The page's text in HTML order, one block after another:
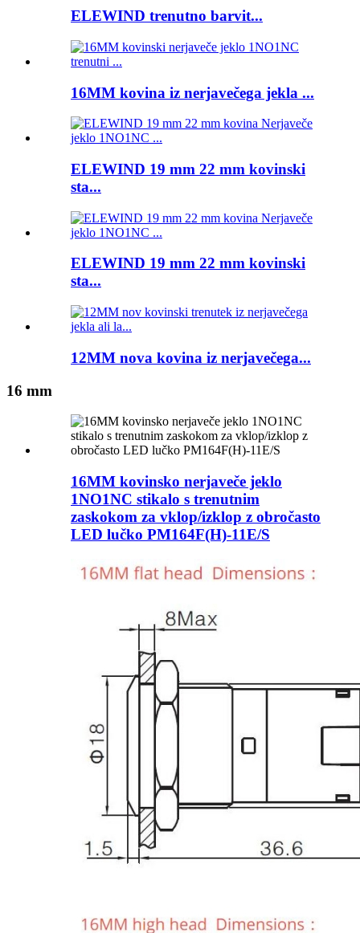
ELEWIND trenutno barvit...
16MM kovina iz nerjavečega jekla ...
ELEWIND 19 mm 22 mm kovinski
sta...
ELEWIND 19 mm 22 mm kovinski
sta...
12MM nova kovina iz nerjavečega...
16 mm
16MM kovinsko nerjaveče jeklo
1NO1NC stikalo s trenutnim
zaskokom za vklop/izklop z obročasto
LED lučko PM164F(H)-11E/S